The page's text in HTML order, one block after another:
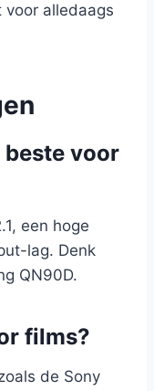
voor alledaags
voor
een hoge
lag. Denk
QN90D.
films?
de Sony